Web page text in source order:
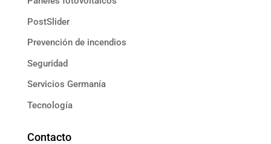
PostSlider
Prevención de incendios
Seguridad
Servicios Germanía
Tecnología
Contacto